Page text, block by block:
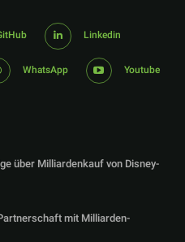
Linkedin
WhatsApp Youtube
über Milliardenkauf von Disney-
mit Milliarden-